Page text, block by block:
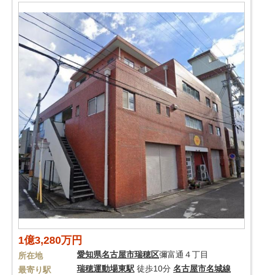
1億3,280万円
所在地 愛知県名古屋市瑞穂区彌富通４丁目
最寄り駅
瑞穂運動場東駅 徒歩10分 名古屋市名城線